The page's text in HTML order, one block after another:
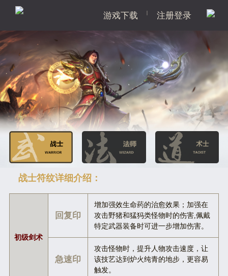
游戏下载 | 注册登录
战士符纹详细介绍：
初级剑术
回复印
增加强效生命药的治愈效果；加强在
攻击野猪和猛犸类怪物时的伤害,佩戴
特定武器装备时可进一步增加伤害。
急速印
攻击怪物时，提升人物攻击速度，让
该技艺达到炉火纯青的地步，更容易
触发。